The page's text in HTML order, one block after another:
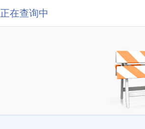
正在查询中